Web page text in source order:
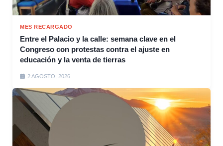
MES RECARGADO
Entre el Palacio y la calle: semana clave en el
Congreso con protestas contra el ajuste en
educación y la venta de tierras
2 AGOSTO, 2026